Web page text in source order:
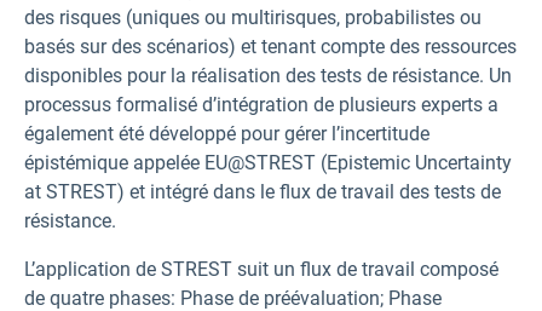
des risques (uniques ou multirisques, probabilistes ou
basés sur des scénarios) et tenant compte des ressources
disponibles pour la réalisation des tests de résistance. Un
processus formalisé d’intégration de plusieurs experts a
également été développé pour gérer l’incertitude
épistémique appelée EU@STREST (Epistemic Uncertainty
at STREST) et intégré dans le flux de travail des tests de
résistance.
L’application de STREST suit un flux de travail composé
de quatre phases: Phase de préévaluation; Phase